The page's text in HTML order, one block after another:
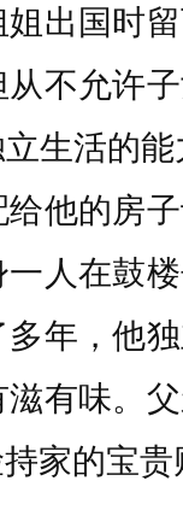
出国时
不允许
生活的
他的房
人在鼓
年，他
有味。
家的宝贵